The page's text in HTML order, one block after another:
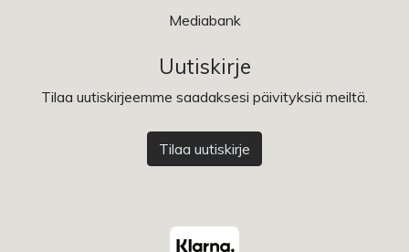
Mediabank
Uutiskirje
Tilaa uutiskirjeemme saadaksesi päivityksiä meiltä.
Tilaa uutiskirje